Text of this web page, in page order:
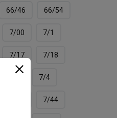
66/46 66/54
7/00 7/1
7/17 7/18
7/4
7/44